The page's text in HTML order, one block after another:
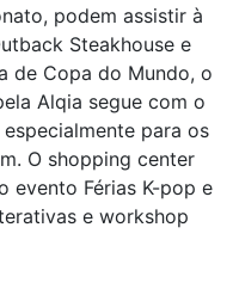
podem assistir à
Steakhouse e
de Copa do Mundo, o
Alqia segue com o
para os
O shopping center
evento Férias K-pop e
e workshop